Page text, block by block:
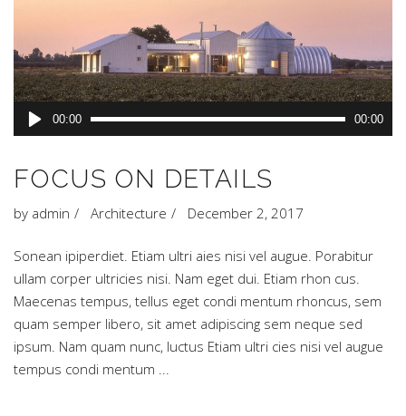
Audio
Player
00:00 00:00
FOCUS ON DETAILS
by admin Architecture December 2, 2017
Sonean ipiperdiet. Etiam ultri aies nisi vel augue. Porabitur
ullam corper ultricies nisi. Nam eget dui. Etiam rhon cus.
Maecenas tempus, tellus eget condi mentum rhoncus, sem
quam semper libero, sit amet adipiscing sem neque sed
ipsum. Nam quam nunc, luctus Etiam ultri cies nisi vel augue
tempus condi mentum